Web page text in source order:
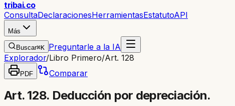
tribai.co
ConsultaDeclaracionesHerramientasEstatutoAPI
Más
Buscar⌘K Preguntarle a la IA
Explorador/Libro Primero/Art. 128
PDF Comparar
Art. 128. Deducción por depreciación.